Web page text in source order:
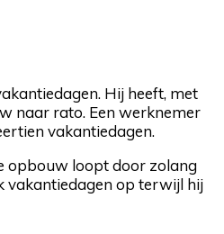
Hij heeft, met
naar rato. Een werknemer
vakantiedagen.
opbouw loopt door zolang
vakantiedagen op terwijl hij